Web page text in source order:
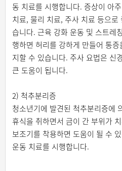
동 치료를 시행합니다. 증상이 아
치료, 물리 치료, 주사 치료 등으
습니다. 근육 강화 운동 및 스트레
행하면 허리를 강하게 만들어 통
지할 수 있습니다. 주사 요법은 신
큰 도움이 됩니다.
2) 척추분리증
청소년기에 발견된 척추분리증에
휴식을 취하면서 금이 간 부위가
보조기를 착용하면 도움이 될 수
운동 치료를 시행합니다.